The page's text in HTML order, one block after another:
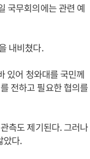
국무회의에는 관련 예
내비쳤다.
있어 청와대를 국민께
전하고 필요한 협의를
측도 제기된다. 그러나
았다.